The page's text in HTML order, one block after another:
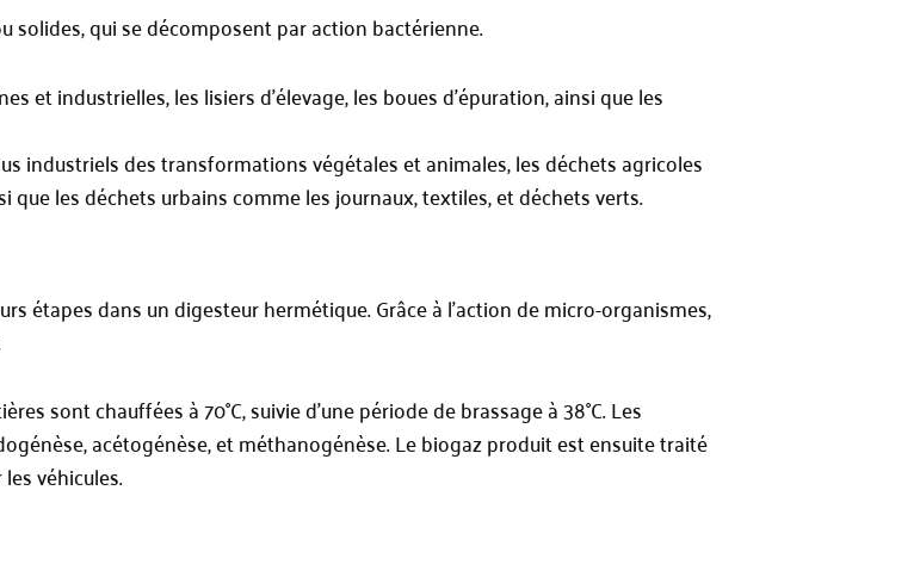
solides, qui se décomposent par action bactérienne.
et industrielles, les lisiers d’élevage, les boues d’épuration, ainsi que les
industriels des transformations végétales et animales, les déchets agricoles
les déchets urbains comme les journaux, textiles, et déchets verts.
étapes dans un digesteur hermétique. Grâce à l’action de micro-organismes,
sont chauffées à 70°C, suivie d’une période de brassage à 38°C. Les
acétogénèse, et méthanogénèse. Le biogaz produit est ensuite traité
véhicules.